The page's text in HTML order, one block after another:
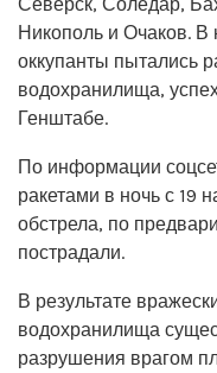
Никополь и Очаков. В
оккупанты пытались
водохранилища,
Генштабе.
По информации
ракетами в ночь с 19
обстрела, по
пострадали.
В результате
водохранилища
разрушения врагом